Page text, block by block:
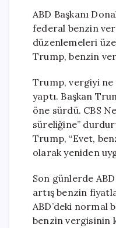
ABD Başkanı
federal benzin
düzenlemeleri
Trump, benzin
Trump, vergiyi ne
yaptı. Başkan
öne sürdü. CBS
süreliğine”
Trump, “Evet,
olarak yeniden
Son günlerde
artış benzin
ABD’deki normal
benzin vergisinin